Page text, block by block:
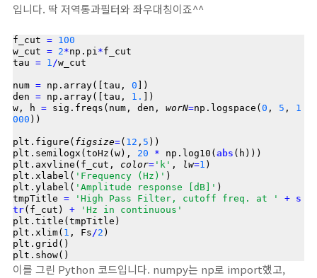
입니다. 딱 저역통과필터와 좌우대칭이죠^^
f_cut = 100
w_cut = 2*np.pi *f_cut
tau = 1 /w_cut
num = np.array([tau, 0 ])
den = np.array([tau, 1.
])
w, h = sig.freqs(num, den, worN=np.logspace( 0 , 5 , 1
000 ))
plt.figure( figsize=( 12 , 5 ))
plt.semilogx(toHz(w), 20 * np.log10( abs (h)))
plt.axvline(f_cut, color= 'k' , lw=1 )
plt.xlabel( 'Frequency (Hz)' )
plt.ylabel( 'Amplitude response [dB]' )
tmpTitle = 'High Pass Filter, cutoff freq. at ' + s
tr(f_cut) +
'Hz in continuous'
plt.title(tmpTitle)
plt.xlim( 1 , Fs /2 )
plt.grid()
이를 그린 Python 코드입니다. numpy는 np로 import했고,